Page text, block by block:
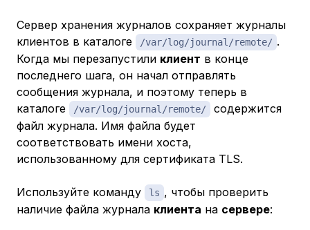
Сервер хранения журналов сохраняет журналы
клиентов в каталоге
/var/log/journal/remote/ .
Когда мы перезапустили клиент в конце
последнего шага, он начал отправлять
сообщения журнала, и поэтому теперь в
каталоге
/var/log/journal/remote/
содержится
файл журнала. Имя файла будет
соответствовать имени хоста,
использованному для сертификата TLS.
Используйте команду ls , чтобы проверить
наличие файла журнала клиента на сервере: